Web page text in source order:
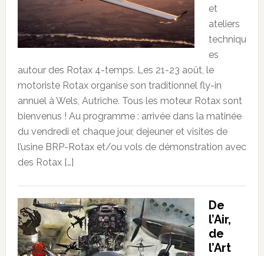
et
ateliers
techniqu
es
autour des Rotax 4-temps. Les 21-23 août, le
motoriste Rotax organise son traditionnel fly-in
annuel à Wels, Autriche. Tous les moteur Rotax sont
bienvenus ! Au programme : arrivée dans la matinée
du vendredi et chaque jour, dejeuner et visites de
l’usine BRP-Rotax et/ou vols de démonstration avec
des Rotax […]
De
l’Air,
de
l’Art